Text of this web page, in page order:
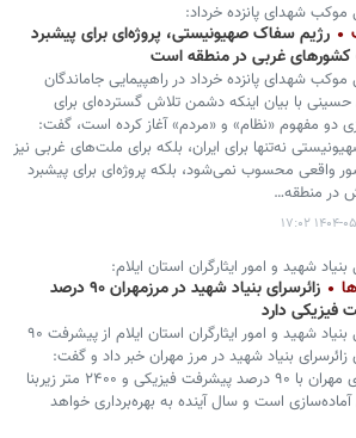
شهدای پانزده خرداد:
رژیم سفاک صهیونیستی، پروژه‌ای برای پیشبرد
کشورهای غربی در منطقه است
شهدای پانزده خرداد در راهپیمایی جاماندگان
حسینی با بیان اینکه دشمن تلاش گسترده‌ای برای
دو مفهوم «نظام» و «مردم» آغاز کرده است، گفت:
نه‌تنها برای ایران، بلکه برای ملت‌های غربی نیز
واقعی محسوب نمی‌شود، بلکه پروژه‌ای برای پیشبرد
در منطقه…
۲۳ ۱۷:۰۲
شهید و امور ایثارگران استان ایلام:
زائرسرای بنیاد شهید در مرزمهران ۹۰ درصد
فیزیکی دارد
مدیرکل بنیاد شهید و امور ایثارگران استان ایلام از پیشرفت ۹۰
بنیاد شهید در مرز مهران خبر داد و گفت:
زائرسرای مهران با ۹۰ درصد پیشرفت فیزیکی و ۲۴۰۰ متر زیربنا
است و سال آینده به بهره‌برداری خواهد